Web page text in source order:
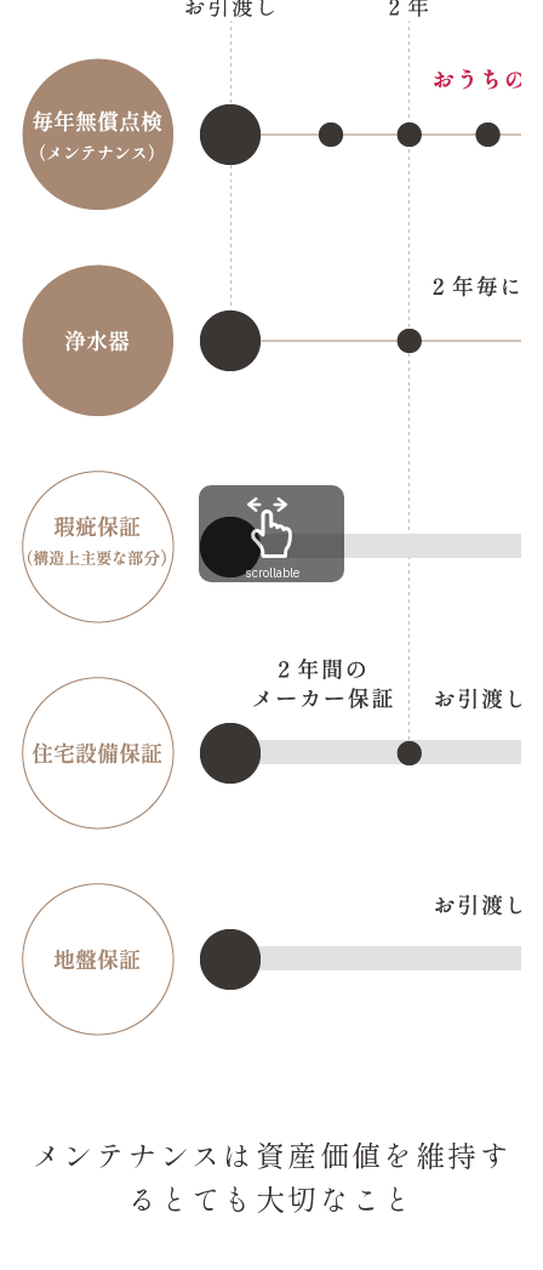
scrollable
メンテナンスは資産価値を維持す
る とても大切なこと